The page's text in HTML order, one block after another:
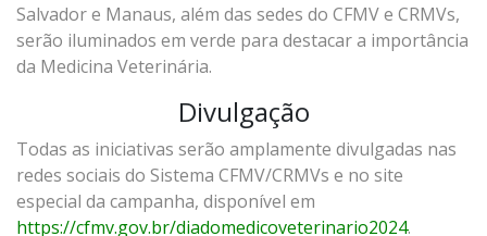
Salvador e Manaus, além das sedes do CFMV e CRMVs,
serão iluminados em verde para destacar a importância
da Medicina Veterinária.
Divulgação
Todas as iniciativas serão amplamente divulgadas nas
redes sociais do Sistema CFMV/CRMVs e no site
especial da campanha, disponível em
https://cfmv.gov.br/diadomedicoveterinario2024.